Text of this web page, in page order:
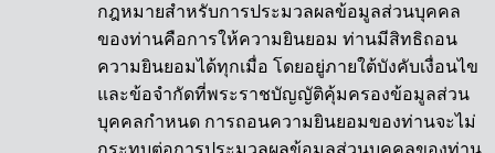
กฎหมายสำหรับการประมวลผลข้อมูลส่วนบุคคล
ของท่านคือการให้ความยินยอม ท่านมีสิทธิถอน
ความยินยอมได้ทุกเมื่อ โดยอยู่ภายใต้บังคับเงื่อนไข
และข้อจำกัดที่พระราชบัญญัติคุ้มครองข้อมูลส่วน
บุคคลกำหนด การถอนความยินยอมของท่านจะไม่
กระทบต่อการประมวลผลข้อมูลส่วนบุคคลของท่าน